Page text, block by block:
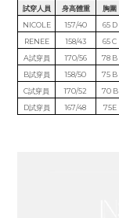
試穿人員 身高體重 胸圍
NICOLE
157/40 65 D
RENEE
158/43 65 C
A試穿員
170/56 78 B
B試穿員
158/50 75 B
C試穿員
170/52 70 B
D試穿員
167/48 75E